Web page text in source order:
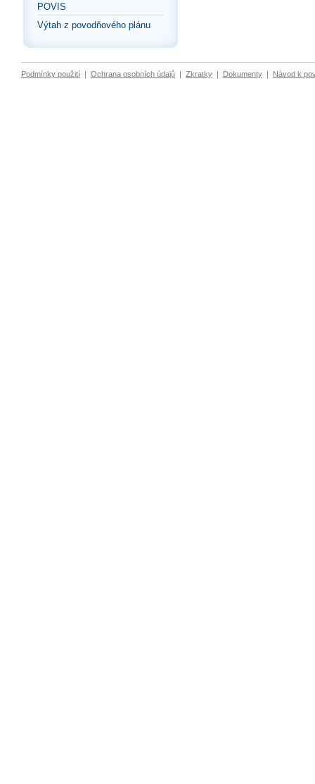
POVIS
Výtah z povodňového plánu
Podmínky použití | Ochrana osobních údajů | Zkratky | Dokumenty | Návod k